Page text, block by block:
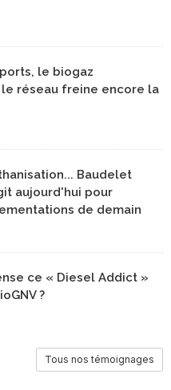
le biogaz
réseau freine encore la
Baudelet
aujourd'hui pour
de demain
ce « Diesel Addict »
?
Tous nos témoignages